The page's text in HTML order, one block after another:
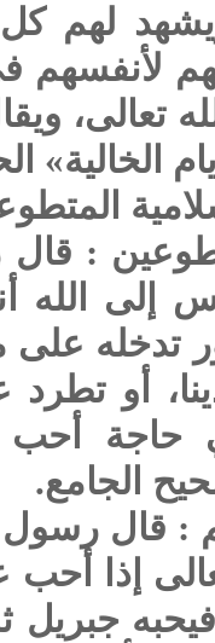
ويشهد
لأنفسهم
تعالى،
الخالية»
:
إلى الله
تدخله
أو
حاجة
الجامع.
: قال
إذا أحب
فيحبه